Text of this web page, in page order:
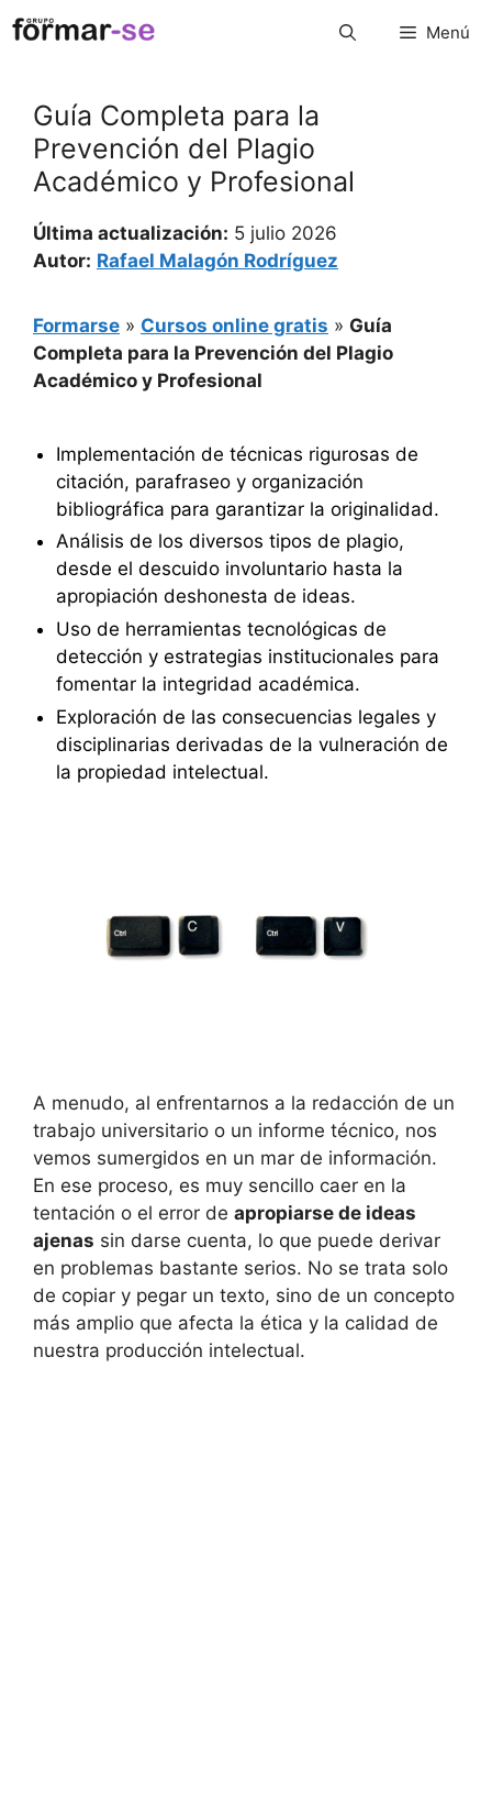
Saltar
al
Menú
Guía Completa para la
Prevención del Plagio
Académico y Profesional
Última actualización: 5 julio 2026
Autor: Rafael Malagón Rodríguez
Formarse » Cursos online gratis » Guía
Completa para la Prevención del Plagio
Académico y Profesional
Implementación de técnicas rigurosas de
citación, parafraseo y organización
bibliográfica para garantizar la originalidad.
Análisis de los diversos tipos de plagio,
desde el descuido involuntario hasta la
apropiación deshonesta de ideas.
Uso de herramientas tecnológicas de
detección y estrategias institucionales para
fomentar la integridad académica.
Exploración de las consecuencias legales y
disciplinarias derivadas de la vulneración de
la propiedad intelectual.
A menudo, al enfrentarnos a la redacción de un
trabajo universitario o un informe técnico, nos
vemos sumergidos en un mar de información.
En ese proceso, es muy sencillo caer en la
tentación o el error de apropiarse de ideas
ajenas sin darse cuenta, lo que puede derivar
en problemas bastante serios. No se trata solo
de copiar y pegar un texto, sino de un concepto
más amplio que afecta la ética y la calidad de
nuestra producción intelectual.